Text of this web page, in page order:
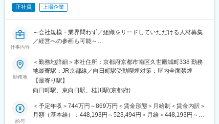
・ご入社いただきましたら、先輩社員指導の下、実際の業務を通
じて、担当いただく仕事を覚えていっていただきます。慣れてき
く想定です。
・職場でのOJT以外にも、階層別やテーマ別の社内研修プログラ
・各々が協力的に業務を行なっていますので、ご安心いただける
環境です。
・キャリアパスとしては、経理部、各事業本部の業務部門、支
社・工場の総務部門、内部監査部門の長、などが可能性として挙
■組織環境：
正社員 上場企業
仕事内容
～会社規模・業界問わず／組織をリードしていただける人材募集
／経営への参画も可能～
経理税務部にて主には以下業務をお任せする予定です。
連結経理業務・開示業務について、担当チームのリーダーとして
業務を遂行・取り纏めるとともに、担当者を指導育成していける
ような人材を期待します。
＜詳細＞
・四半期・年次決算、各種報告資料作成・分析、監査対応（40%)
・決算短信や有価証券報告などの開示資料作成、適時・正確な開
勤務地
＜勤務地詳細＞本社住所：京都府京都市南区久世殿城町338 勤務
地最寄駅：JR京都線／向日町駅受動喫煙対策：屋内全面禁煙
【最寄り駅】
向日町駅、東向日駅、桂川駅(京都府)
給与
＜予定年収＞744万円～869万円＜賃金形態＞月給制＜賃金内訳＞
月額（基本給）：448,193円～523,494円＜月給＞448,193円～